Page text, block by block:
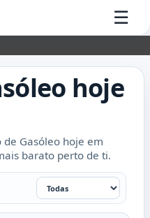
☰
hoje
Gasóleo hoje em
barato perto de ti.